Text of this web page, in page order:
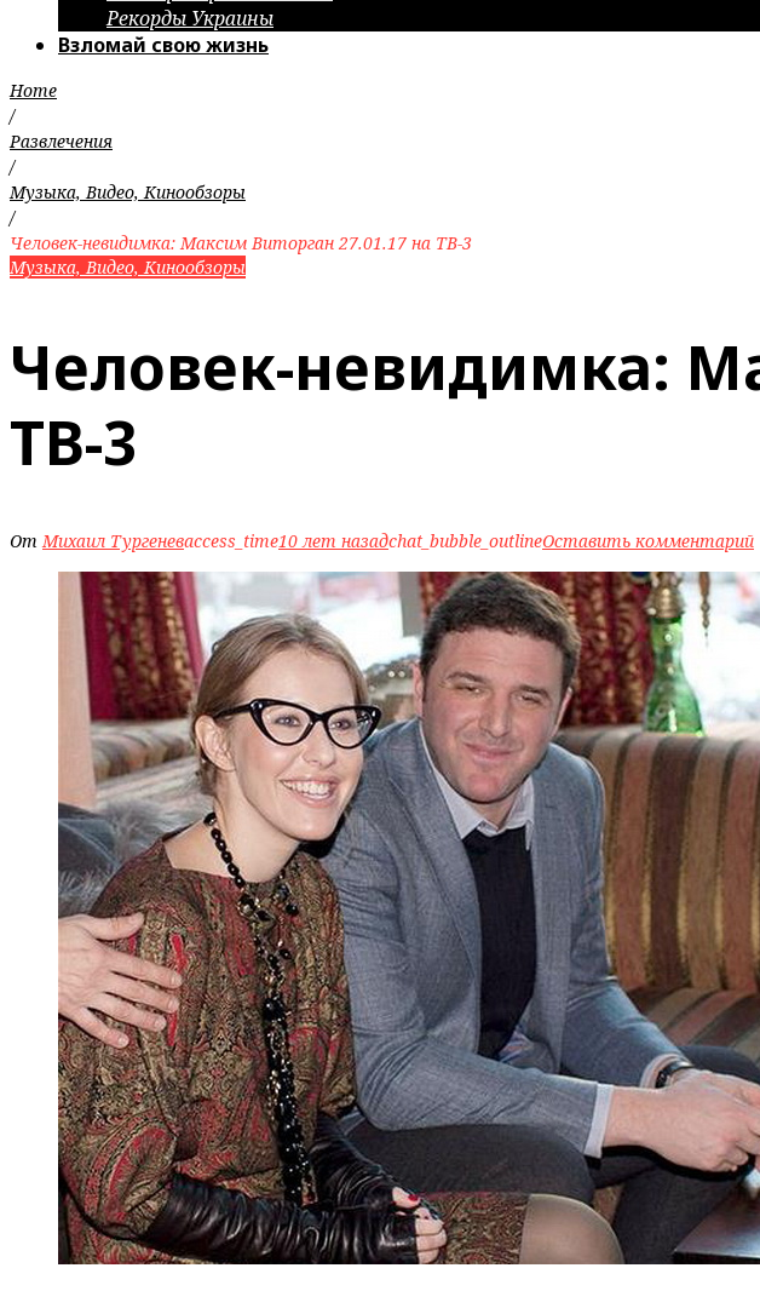
Рекорды Украины
Взломай свою жизнь
Home
/
Развлечения
/
Музыка, Видео, Кинообзоры
/
Человек-невидимка: Максим Виторган 27.01.17 на ТВ-3
Музыка, Видео, Кинообзоры
Человек-невидимка:
ТВ-3
ОтМихаил Тургеневaccess_time10 лет назадchat_bubble_outlineОставить комментарий